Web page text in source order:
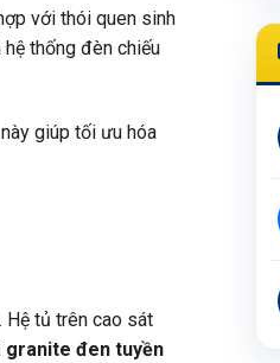
với thói quen sinh
hệ thống đèn chiếu
giúp tối ưu hóa
Hệ tủ trên cao sát
granite đen tuyền